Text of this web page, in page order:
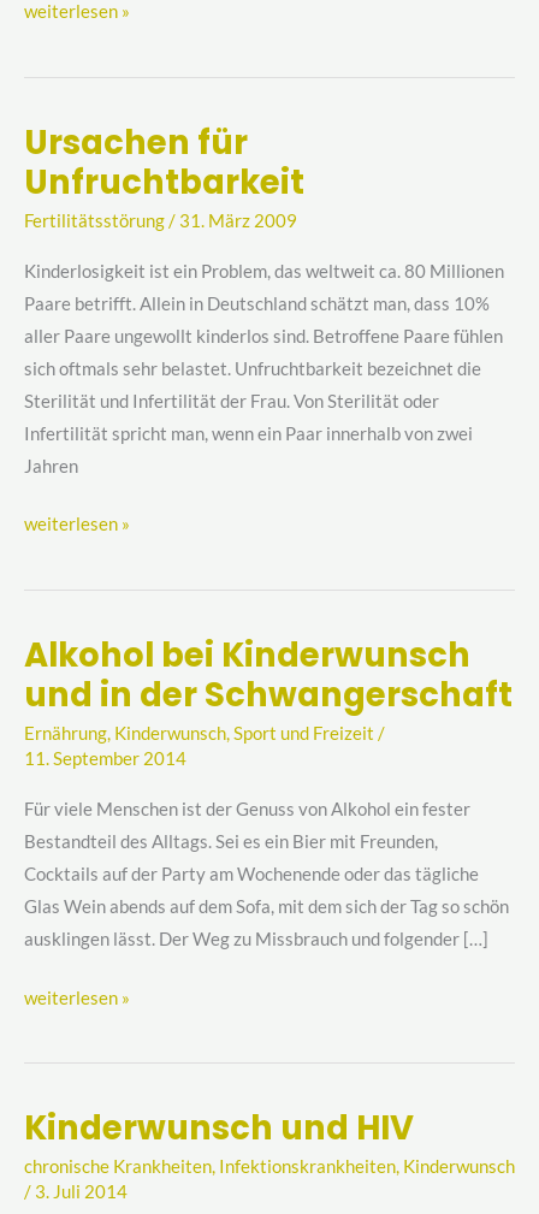
weiterlesen »
Ursachen für
Unfruchtbarkeit
Fertilitätsstörung/ 31. März 2009
Kinderlosigkeit ist ein Problem, das weltweit ca. 80 Millionen
Paare betrifft. Allein in Deutschland schätzt man, dass 10%
aller Paare ungewollt kinderlos sind. Betroffene Paare fühlen
sich oftmals sehr belastet. Unfruchtbarkeit bezeichnet die
Sterilität und Infertilität der Frau. Von Sterilität oder
Infertilität spricht man, wenn ein Paar innerhalb von zwei
Jahren
Ursachen
für
weiterlesen »
Alkohol bei Kinderwunsch
und in der Schwangerschaft
Ernährung, Kinderwunsch,Sport und Freizeit /
11. September 2014
Für viele Menschen ist der Genuss von Alkohol ein fester
Bestandteil des Alltags. Sei es ein Bier mit Freunden,
Cocktails auf der Party am Wochenende oder das tägliche
Glas Wein abends auf dem Sofa, mit dem sich der Tag so schön
ausklingen lässt. Der Weg zu Missbrauch und folgender […]
Alkohol
bei
und
der
Schwangerschaft
weiterlesen »
Kinderwunsch und HIV
chronische Krankheiten, Infektionskrankheiten, Kinderwunsch
/ 3. Juli 2014
Kinderwunsch
und
HIV